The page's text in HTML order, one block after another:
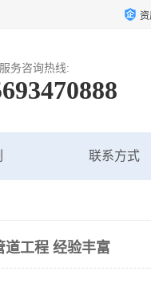
资
务咨询热线:
联系方式
道工程 经验丰富